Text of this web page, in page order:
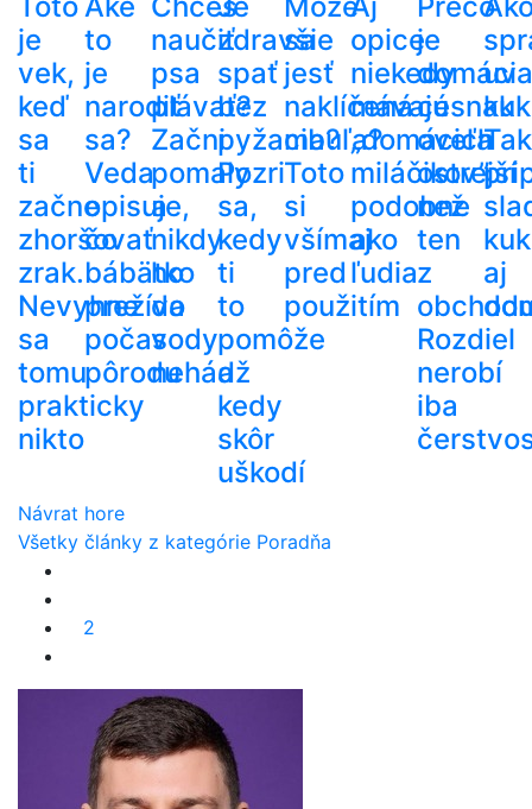
je
vek,
keď
sa
ti
začne
zhoršovať
zrak.
Nevyhne
sa
tomu
prakticky
nikto
to
je
narodiť
sa?
Veda
opisuje,
čo
bábätko
prežíva
počas
pôrodu
naučiť
psa
plávať?
Začni
pomaly
a
nikdy
ho
do
vody
nehádž
zdravšie
spať
bez
pyžama?
Pozri
sa,
kedy
ti
to
pomôže
a
kedy
skôr
uškodí
sa
jesť
naklíčená
cibuľa?
Toto
si
všímaj
pred
použitím
opice
niekedy
mávajú
„domácich
miláčikov”
podobne
ako
ľudia
je
domáci
cesnak
oveľa
ostrejší
než
ten
z
Rozdiel
nerobí
iba
aj
Návrat hore
Všetky články z kategórie Poradňa
2